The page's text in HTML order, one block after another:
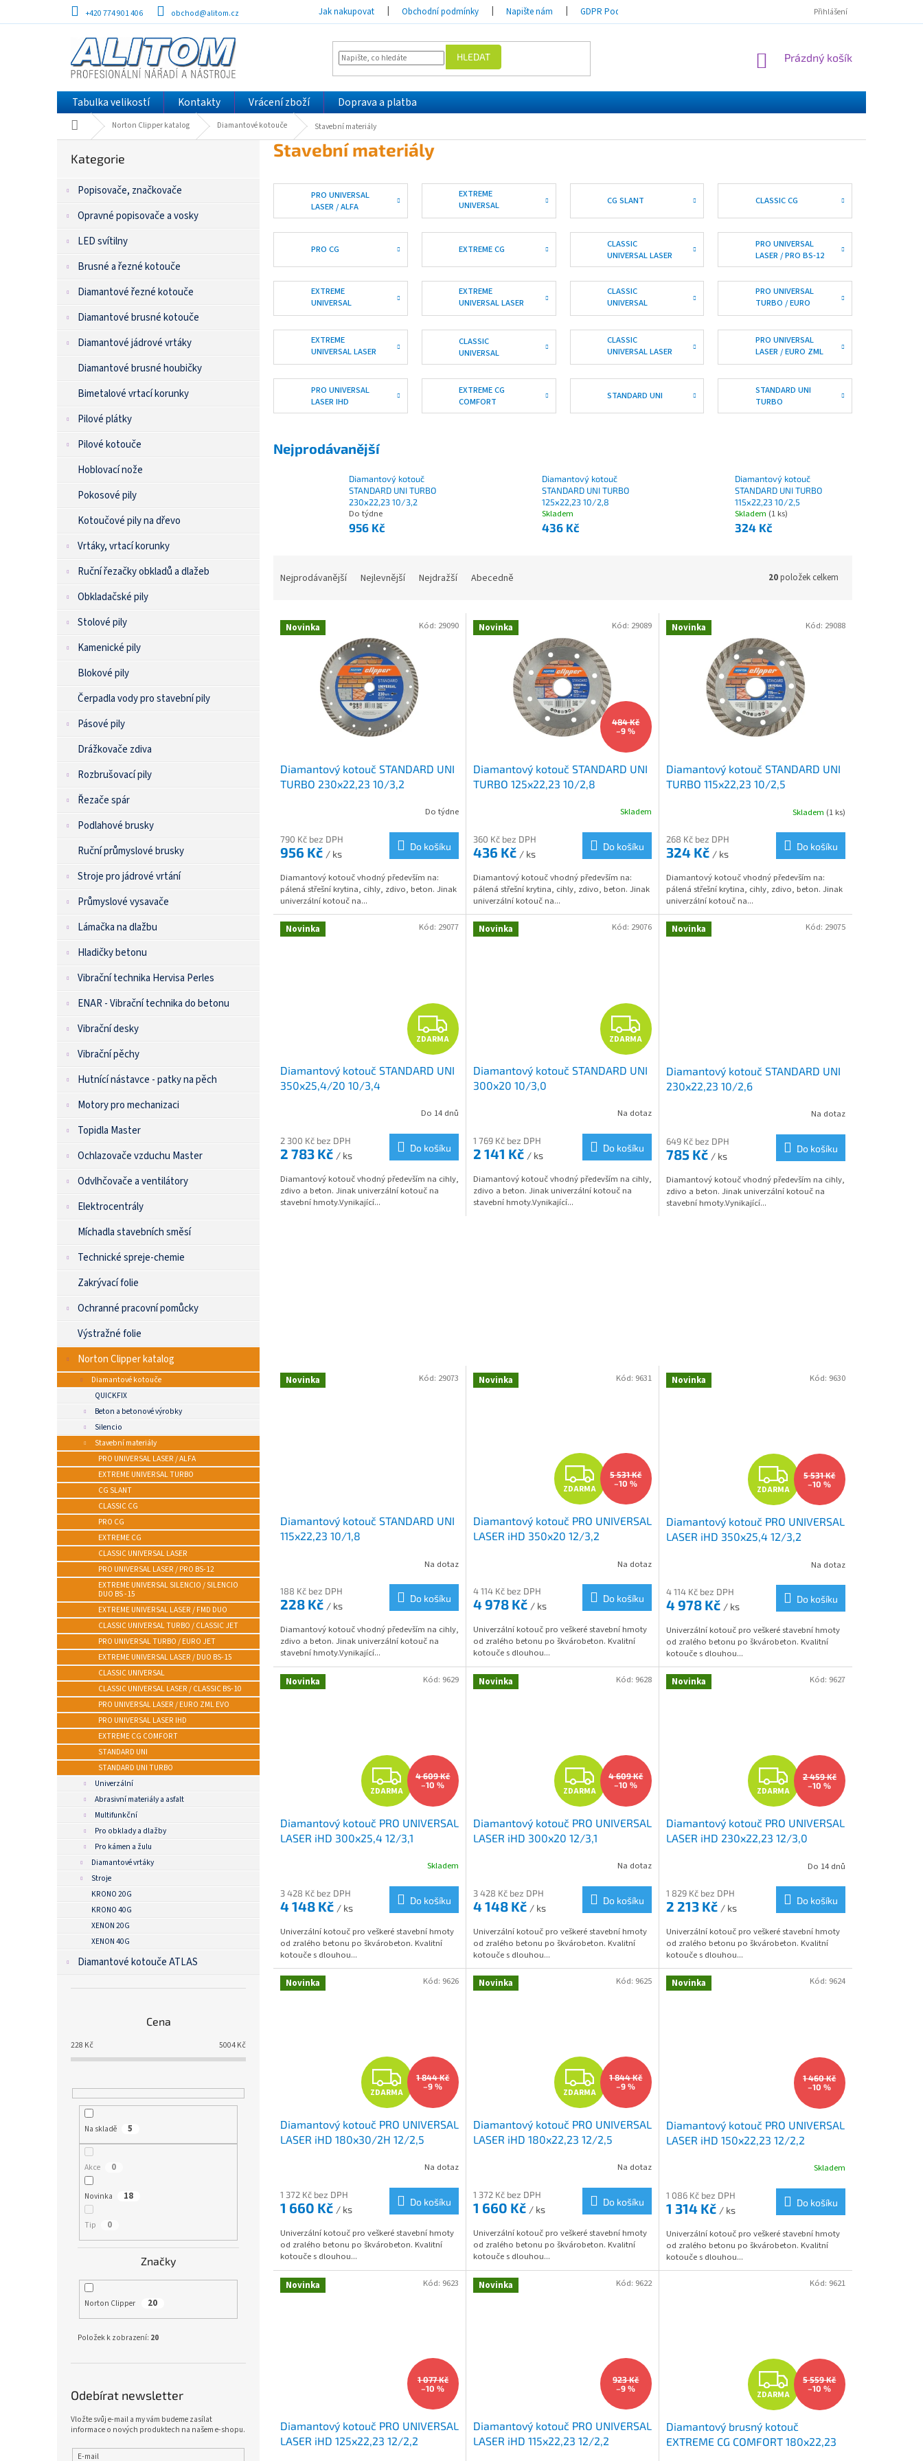
obsah
+420 774 901 406 obchod@alitom.cz Jak nakupovat Obchodní podmínky Napište nám GDPR Podmínky ochrany osobních údajů ESSOX - nákup na splátky
Přihlášení
HLEDAT
NÁKUPNÍ
Prázdný košík
Tabulka velikostí Kontakty Vrácení zboží Doprava a platba
Domů Norton Clipper katalog Diamantové kotouče Stavební materiály
kategorie
Kategorie
Popisovače, značkovače
Opravné popisovače a vosky
LED svítilny
Brusné a řezné kotouče
Diamantové řezné kotouče
Diamantové brusné kotouče
Diamantové jádrové vrtáky
Diamantové brusné houbičky
Bimetalové vrtací korunky
Pilové plátky
Pilové kotouče
Hoblovací nože
Pokosové pily
Kotoučové pily na dřevo
Vrtáky, vrtací korunky
Ruční řezačky obkladů a dlažeb
Obkladačské pily
Stolové pily
Kamenické pily
Blokové pily
Čerpadla vody pro stavební pily
Pásové pily
Drážkovače zdiva
Rozbrušovací pily
Řezače spár
Podlahové brusky
Ruční průmyslové brusky
Stroje pro jádrové vrtání
Průmyslové vysavače
Lámačka na dlažbu
Hladičky betonu
Vibrační technika Hervisa Perles
ENAR - Vibrační technika do betonu
Vibrační desky
Vibrační pěchy
Hutnící nástavce - patky na pěch
Motory pro mechanizaci
Topidla Master
Ochlazovače vzduchu Master
Odvlhčovače a ventilátory
Elektrocentrály
Míchadla stavebních směsí
Technické spreje-chemie
Zakrývací folie
Ochranné pracovní pomůcky
Výstražné folie
Norton Clipper katalog
Diamantové kotouče
QUICKFIX
Beton a betonové výrobky
Silencio
Stavební materiály
PRO UNIVERSAL LASER / ALFA
EXTREME UNIVERSAL TURBO
CG SLANT
CLASSIC CG
PRO CG
EXTREME CG
CLASSIC UNIVERSAL LASER
PRO UNIVERSAL LASER / PRO BS-12
EXTREME UNIVERSAL SILENCIO / SILENCIO
DUO BS -15
EXTREME UNIVERSAL LASER / FMD DUO
CLASSIC UNIVERSAL TURBO / CLASSIC JET
PRO UNIVERSAL TURBO / EURO JET
EXTREME UNIVERSAL LASER / DUO BS-15
CLASSIC UNIVERSAL
CLASSIC UNIVERSAL LASER / CLASSIC BS-10
PRO UNIVERSAL LASER / EURO ZML EVO
PRO UNIVERSAL LASER IHD
EXTREME CG COMFORT
STANDARD UNI
STANDARD UNI TURBO
Univerzální
Abrasivní materiály a asfalt
Multifunkční
Pro obklady a dlažby
Pro kámen a žulu
Diamantové vrtáky
Stroje
KRONO 20G
KRONO 40G
XENON 20G
XENON 40G
Diamantové kotouče ATLAS
Cena
228 Kč 5004Kč
Na skladě 5
Akce 0
Novinka 18
Tip 0
Značky
Norton Clipper 20
Položek k zobrazení: 20
Odebírat newsletter
Vložte svůj e-mail a my vám budeme zasílat
informace o nových produktech na našem e-shopu.
E-mail
Stavební materiály
PRO UNIVERSAL
LASER / ALFA
EXTREME
UNIVERSAL
TURBO
CG SLANT CLASSIC CG
PRO CG EXTREME CG
CLASSIC
UNIVERSAL LASER
PRO UNIVERSAL
LASER / PRO BS-12
EXTREME
UNIVERSAL
SILENCIO /
-15
EXTREME
UNIVERSAL LASER
/ FMD DUO
CLASSIC
UNIVERSAL
TURBO / CLASSIC
PRO UNIVERSAL
TURBO / EURO
JET
EXTREME
UNIVERSAL LASER
/ DUO BS-15
CLASSIC
UNIVERSAL
CLASSIC
UNIVERSAL LASER
/ CLASSIC BS-10
PRO UNIVERSAL
LASER / EURO ZML
EVO
PRO UNIVERSAL
LASER IHD
EXTREME CG
COMFORT
STANDARD UNI
STANDARD UNI
TURBO
Nejprodávanější
Diamantový kotouč
STANDARD UNI TURBO
230x22,23 10/3,2
Do týdne
956 Kč
Diamantový kotouč
STANDARD UNI TURBO
125x22,23 10/2,8
Skladem
436 Kč
Diamantový kotouč
STANDARD UNI TURBO
115x22,23 10/2,5
Skladem (1 ks)
324 Kč
Ř
ů
Nejprodávanější Nejlevnější Nejdražší Abecedně 20položek celkem
u
Novinka
Diamantový kotouč STANDARD UNI
TURBO 230x22,23 10/3,2
Do týdne
790 Kč bez DPH
956 Kč / ks
Do košíku
Diamantový kotouč vhodný především na:
pálená střešní krytina, cihly, zdivo, beton. Jinak
univerzální kotouč na...
Kód: 29090 Novinka
484 Kč
–9 %
Diamantový kotouč STANDARD UNI
TURBO 125x22,23 10/2,8
Skladem
360 Kč bez DPH
436 Kč / ks
Do košíku
Diamantový kotouč vhodný především na:
pálená střešní krytina, cihly, zdivo, beton. Jinak
univerzální kotouč na...
Kód: 29089 Novinka
Diamantový kotouč STANDARD UNI
TURBO 115x22,23 10/2,5
Skladem (1 ks)
268 Kč bez DPH
324 Kč / ks
Do košíku
Diamantový kotouč vhodný především na:
pálená střešní krytina, cihly, zdivo, beton. Jinak
univerzální kotouč na...
Kód: 29088
Novinka
Z
D
A
R
M
A
ZDARMA
Diamantový kotouč STANDARD UNI
350x25,4/20 10/3,4
Do 14 dnů
2 300 Kč bez DPH
2 783 Kč / ks
Do košíku
Diamantový kotouč vhodný především na cihly,
zdivo a beton. Jinak univerzální kotouč na
stavební hmoty.Vynikající...
Kód: 29077 Novinka
Z
D
A
R
M
A
ZDARMA
Diamantový kotouč STANDARD UNI
300x20 10/3,0
Na dotaz
1 769 Kč bez DPH
2 141 Kč / ks
Do košíku
Diamantový kotouč vhodný především na cihly,
zdivo a beton. Jinak univerzální kotouč na
stavební hmoty.Vynikající...
Kód: 29076 Novinka
Diamantový kotouč STANDARD UNI
230x22,23 10/2,6
Na dotaz
649 Kč bez DPH
785 Kč / ks
Do košíku
Diamantový kotouč vhodný především na cihly,
zdivo a beton. Jinak univerzální kotouč na
stavební hmoty.Vynikající...
Kód: 29075
Novinka
Diamantový kotouč STANDARD UNI
115x22,23 10/1,8
Na dotaz
188 Kč bez DPH
228 Kč / ks
Do košíku
Diamantový kotouč vhodný především na cihly,
zdivo a beton. Jinak univerzální kotouč na
stavební hmoty.Vynikající...
Kód: 29073 Novinka
Z
D
A
M
A
ZDARMA
5 531 Kč
–10 %
Diamantový kotouč PRO UNIVERSAL
LASER iHD 350x20 12/3,2
Na dotaz
4 114 Kč bez DPH
4 978 Kč / ks
Do košíku
Univerzální kotouč pro veškeré stavební hmoty
od zralého betonu po škvárobeton. Kvalitní
kotouče s dlouhou...
Kód: 9631 Novinka
Z
D
A
M
A
ZDARMA
5 531 Kč
–10 %
Diamantový kotouč PRO UNIVERSAL
LASER iHD 350x25,4 12/3,2
Na dotaz
4 114 Kč bez DPH
4 978 Kč / ks
Do košíku
Univerzální kotouč pro veškeré stavební hmoty
od zralého betonu po škvárobeton. Kvalitní
kotouče s dlouhou...
Kód: 9630
Novinka
Z
D
A
M
A
ZDARMA
4 609 Kč
–10 %
Diamantový kotouč PRO UNIVERSAL
LASER iHD 300x25,4 12/3,1
Skladem
3 428 Kč bez DPH
4 148 Kč / ks
Do košíku
Univerzální kotouč pro veškeré stavební hmoty
od zralého betonu po škvárobeton. Kvalitní
kotouče s dlouhou...
Kód: 9629 Novinka
Z
D
A
M
A
ZDARMA
4 609 Kč
–10 %
Diamantový kotouč PRO UNIVERSAL
LASER iHD 300x20 12/3,1
Na dotaz
3 428 Kč bez DPH
4 148 Kč / ks
Do košíku
Univerzální kotouč pro veškeré stavební hmoty
od zralého betonu po škvárobeton. Kvalitní
kotouče s dlouhou...
Kód: 9628 Novinka
Z
D
A
M
A
ZDARMA
2 459 Kč
–10 %
Diamantový kotouč PRO UNIVERSAL
LASER iHD 230x22,23 12/3,0
Do 14 dnů
1 829 Kč bez DPH
2 213 Kč / ks
Do košíku
Univerzální kotouč pro veškeré stavební hmoty
od zralého betonu po škvárobeton. Kvalitní
kotouče s dlouhou...
Kód: 9627
Novinka
Z
D
A
M
A
ZDARMA
1 844 Kč
–9 %
Diamantový kotouč PRO UNIVERSAL
LASER iHD 180x30/2H 12/2,5
Na dotaz
1 372 Kč bez DPH
1 660 Kč / ks
Do košíku
Univerzální kotouč pro veškeré stavební hmoty
od zralého betonu po škvárobeton. Kvalitní
kotouče s dlouhou...
Kód: 9626 Novinka
Z
D
A
M
A
ZDARMA
1 844 Kč
–9 %
Diamantový kotouč PRO UNIVERSAL
LASER iHD 180x22,23 12/2,5
Na dotaz
1 372 Kč bez DPH
1 660 Kč / ks
Do košíku
Univerzální kotouč pro veškeré stavební hmoty
od zralého betonu po škvárobeton. Kvalitní
kotouče s dlouhou...
Kód: 9625 Novinka
1 460 Kč
–10 %
Diamantový kotouč PRO UNIVERSAL
LASER iHD 150x22,23 12/2,2
Skladem
1 086 Kč bez DPH
1 314 Kč / ks
Do košíku
Univerzální kotouč pro veškeré stavební hmoty
od zralého betonu po škvárobeton. Kvalitní
kotouče s dlouhou...
Kód: 9624
Novinka
1 077 Kč
–10 %
Diamantový kotouč PRO UNIVERSAL
LASER iHD 125x22,23 12/2,2
Kód: 9623 Novinka
923 Kč
–9 %
Diamantový kotouč PRO UNIVERSAL
LASER iHD 115x22,23 12/2,2
Kód: 9622
Z
D
A
ZDARMA
5 559 Kč
–10 %
Diamantový brusný kotouč
EXTREME CG COMFORT 180x22,23
Kód: 9621